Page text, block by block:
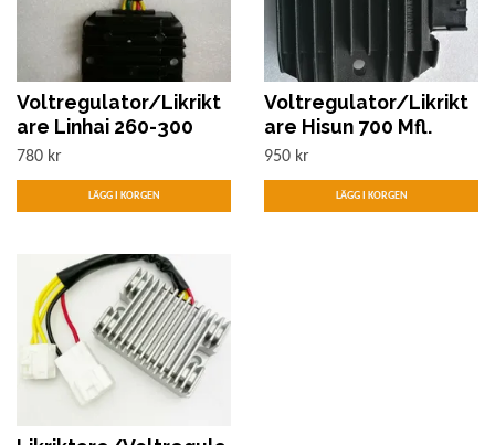
Voltregulator/Likrikt
are Linhai 260-300
780 kr
Voltregulator/Likrikt
are Hisun 700 Mfl.
950 kr